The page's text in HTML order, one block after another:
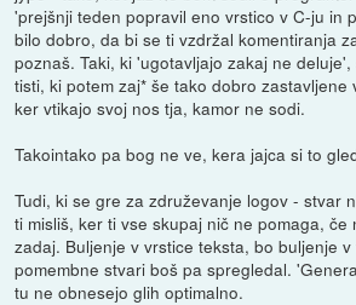
'prejšnji teden popravil eno vrstico v C-ju in
bilo dobro, da bi se ti vzdržal komentiranja
poznaš. Taki, ki 'ugotavljajo zakaj ne
tisti, ki potem zaj* še tako dobro zastavljene
ker vtikajo svoj nos tja, kamor ne sodi.
Takointako pa bog ne ve, kera jajca si to
Tudi, ki se gre za združevanje logov - stvar
ti misliš, ker ti vse skupaj nič ne pomaga, če
zadaj. Buljenje v vrstice teksta, bo buljenje
pomembne stvari boš pa spregledal.
tu ne obnesejo glih optimalno.